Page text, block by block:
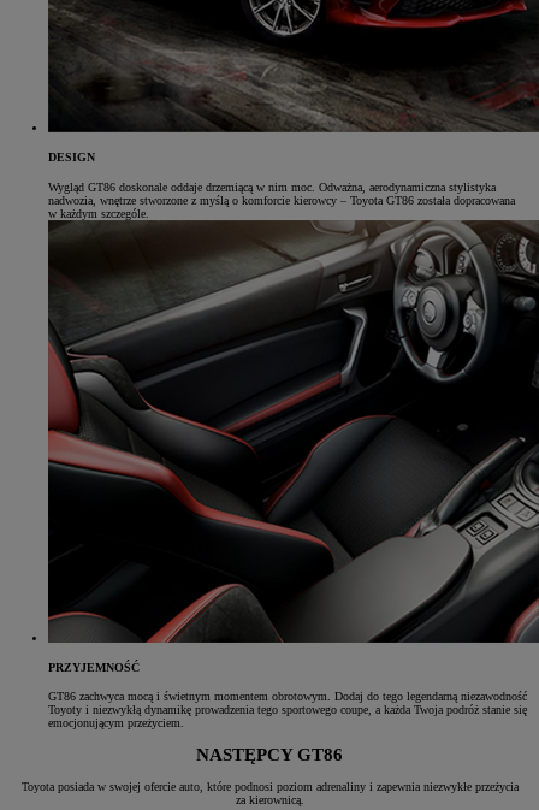
DESIGN
Wygląd GT86 doskonale oddaje drzemiącą w nim moc. Odważna, aerodynamiczna stylistyka
nadwozia, wnętrze stworzone z myślą o komforcie kierowcy – Toyota GT86 została dopracowana
w każdym szczególe.
PRZYJEMNOŚĆ
GT86 zachwyca mocą i świetnym momentem obrotowym. Dodaj do tego legendarną niezawodność
Toyoty i niezwykłą dynamikę prowadzenia tego sportowego coupe, a każda Twoja podróż stanie się
emocjonującym przeżyciem.
NASTĘPCY GT86
Toyota posiada w swojej ofercie auto, które podnosi poziom adrenaliny i zapewnia niezwykłe przeżycia
za kierownicą.